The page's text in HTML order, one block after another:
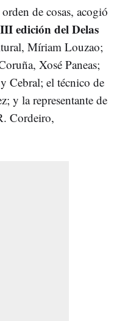
de cosas, acogió
edición del Delas
Míriam Louzao;
Xosé Paneas;
Cebral; el técnico de
y la representante de
Cordeiro,